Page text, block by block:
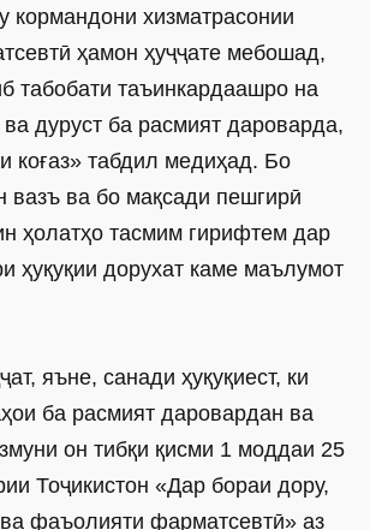
кормандони хизматрасонии
ҳамон ҳуҷҷате мебошад,
табобати таъинкардаашро на
дуруст ба расмият дароварда,
коғаз» табдил медиҳад. Бо
вазъ ва бо мақсади пешгирӣ
ҳолатҳо тасмим гирифтем дар
ҳуқуқии дорухат каме маълумот
яъне, санади ҳуқуқиест, ки
ба расмият даровардан ва
он тибқи қисми 1 моддаи 25
Тоҷикистон «Дар бораи дору,
фаъолияти фарматсевтӣ» аз